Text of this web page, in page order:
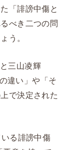
「誹謗中傷と
べき二つの問
う。
三山凌輝
違い」や「そ
で決定された
る誹謗中傷